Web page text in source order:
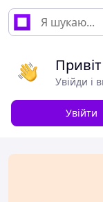
Привіт
Увійди і
Увійти